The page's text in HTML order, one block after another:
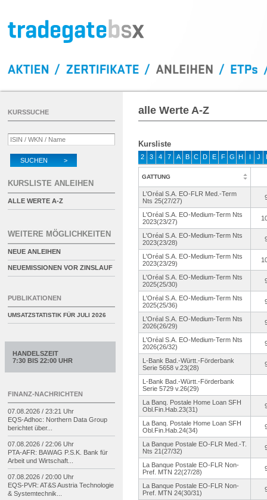
alle Werte A-Z
Kursliste
2 3 4 7 A B C D E F G H J
GATTUNG
L'Oréal S.A. EO-FLR Med.-Term
Nts 25(27/27)
L'Oréal S.A. EO-Medium-Term Nts
2023(23/27)
L'Oréal S.A. EO-Medium-Term Nts
2023(23/28)
L'Oréal S.A. EO-Medium-Term Nts
2023(23/29)
L'Oréal S.A. EO-Medium-Term Nts
2025(25/30)
L'Oréal S.A. EO-Medium-Term Nts
2025(25/36)
L'Oréal S.A. EO-Medium-Term Nts
2026(26/29)
L'Oréal S.A. EO-Medium-Term Nts
2026(26/32)
L-Bank Bad.-Württ. -Förderbank
Serie 5658 v.23(28)
L-Bank Bad.-Württ. -Förderbank
Serie 5729 v.26(29)
La Banq. Postale Home Loan SFH
Obl.Fin.Hab. 23(31)
La Banq. Postale Home Loan SFH
Obl.Fin.Hab. 24(34)
La Banque Postale EO-FLR Med.-T.
Nts 21(27/32)
La Banque Postale EO-FLR Non-
Pref. MTN 22(27/28)
La Banque Postale EO-FLR Non-
Pref. MTN 24(30/31)
KURSSUCHE
SUCHEN >
KURSLISTE ANLEIHEN
ALLE WERTE A-Z
WEITERE MÖGLICHKEITEN
NEUE ANLEIHEN
NEUEMISSIONEN VOR ZINSLAUF
PUBLIKATIONEN
UMSATZSTATISTIK FÜR JULI 2026
HANDELSZEIT
7:30 BIS 22:00 UHR
FINANZ-NACHRICHTEN
07.08.2026 / 23:21 Uhr
EQS-Adhoc: Northern Data Group
berichtet über...
07.08.2026 / 22:06 Uhr
PTA-AFR: BAWAG P.S.K. Bank für
Arbeit und Wirtschaft...
07.08.2026 / 20:00 Uhr
EQS-PVR: AT&S Austria Technologie
& Systemtechnik...